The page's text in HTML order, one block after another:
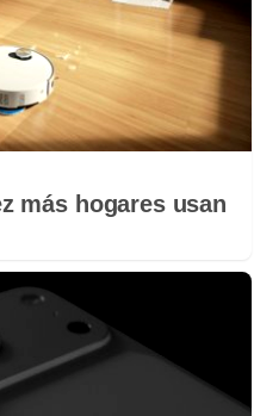
más hogares usan